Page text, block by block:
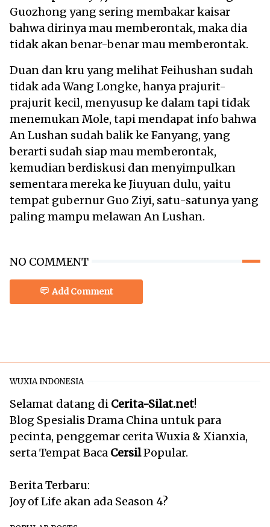
Guozhong yang sering membakar kaisar
bahwa dirinya mau memberontak, maka dia
tidak akan benar-benar mau memberontak.
Duan dan kru yang melihat Feihushan sudah
tidak ada Wang Longke, hanya prajurit-
prajurit kecil, menyusup ke dalam tapi tidak
menemukan Mole, tapi mendapat info bahwa
An Lushan sudah balik ke Fanyang, yang
berarti sudah siap mau memberontak,
kemudian berdiskusi dan menyimpulkan
sementara mereka ke Jiuyuan dulu, yaitu
tempat gubernur Guo Ziyi, satu-satunya yang
paling mampu melawan An Lushan.
NO COMMENT
Add Comment
WUXIA INDONESIA
Selamat datang di Cerita-Silat.net!
Blog Spesialis Drama China untuk para
pecinta, penggemar cerita Wuxia & Xianxia,
serta Tempat Baca CersilPopular.
Berita Terbaru:
Joy of Life akan ada Season 4?